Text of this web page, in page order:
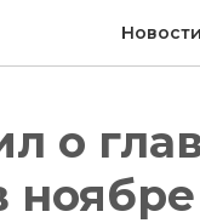
Новости
о